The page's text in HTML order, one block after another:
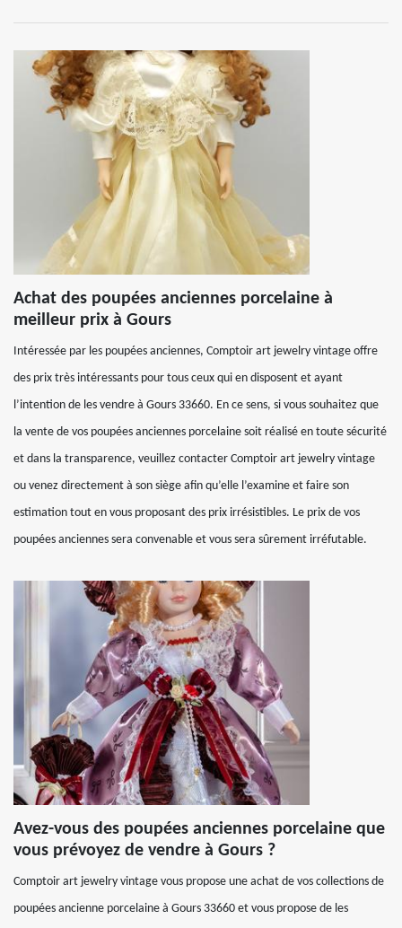
Achat des poupées anciennes porcelaine à
meilleur prix à Gours
Intéressée par les poupées anciennes, Comptoir art jewelry vintage offre
des prix très intéressants pour tous ceux qui en disposent et ayant
l’intention de les vendre à Gours 33660. En ce sens, si vous souhaitez que
la vente de vos poupées anciennes porcelaine soit réalisé en toute sécurité
et dans la transparence, veuillez contacter Comptoir art jewelry vintage
ou venez directement à son siège afin qu’elle l’examine et faire son
estimation tout en vous proposant des prix irrésistibles. Le prix de vos
poupées anciennes sera convenable et vous sera sûrement irréfutable.
Avez-vous des poupées anciennes porcelaine que
vous prévoyez de vendre à Gours ?
Comptoir art jewelry vintage vous propose une achat de vos collections de
poupées ancienne porcelaine à Gours 33660 et vous propose de les